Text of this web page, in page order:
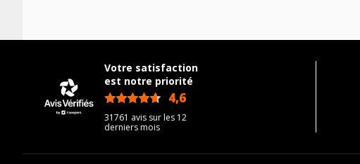
Votre satisfaction
est notre priorité
4,6
31761 avis sur les 12
derniers mois